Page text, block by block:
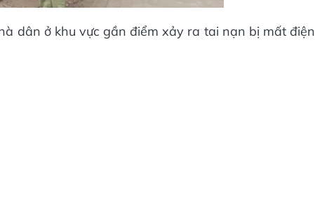
dân ở khu vực gần điểm xảy ra tai nạn bị mất điện